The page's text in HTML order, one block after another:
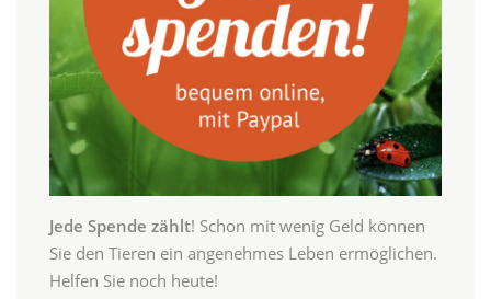
Jede Spende zählt! Schon mit wenig Geld können
Sie den Tieren ein angenehmes Leben ermöglichen.
Helfen Sie noch heute!